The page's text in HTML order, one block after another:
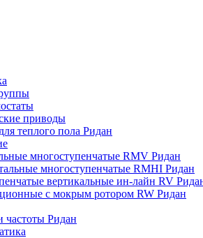
приводы
теплого пола Ридан
многоступенчатые RMV Ридан
многоступенчатые RMHI Ридан
вертикальные ин-лайн RV
с мокрым ротором RW Ридан
частоты Ридан